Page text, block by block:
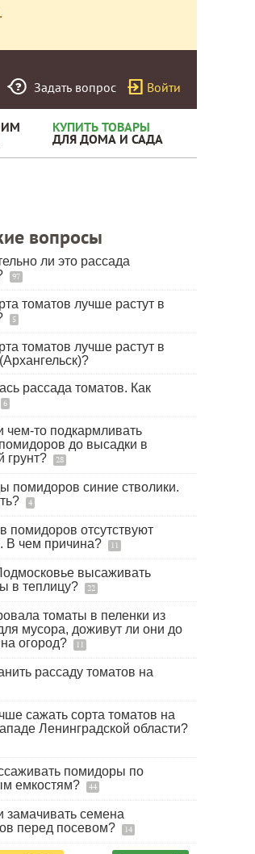
Задать вопрос Войти
КУПИТЬ ТОВАРЫ
ДЛЯ ДОМА И САДА
вопросы
ли это рассада
97
томатов лучше растут в
5
томатов лучше растут в
рассада томатов. Как
6
чем-то подкармливать
до высадки в
грунт?
28
помидоров синие стволики.
4
помидоров отсутствуют
В чем причина?
11
высаживать
в теплицу?
22
томаты в пеленки из
мусора, доживут ли они до
огород?
11
рассаду томатов на
сажать сорта томатов на
Ленинградской области?
помидоры по
емкостям?
44
замачивать семена
перед посевом?
14